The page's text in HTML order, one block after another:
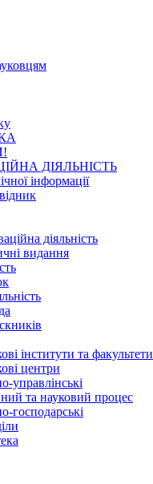
ДІЯЛЬНІСТЬ
інформації
діяльність
видання
інститути та факультети
центри
управлінські
та науковий процес
господарські